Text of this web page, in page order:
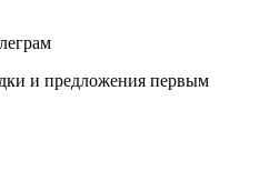
и предложения первым